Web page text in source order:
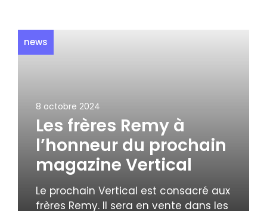
news
8 octobre 2024
Les frères Remy à
l’honneur du prochain
magazine Vertical
Le prochain Vertical est consacré aux
frères Remy. Il sera en vente dans les